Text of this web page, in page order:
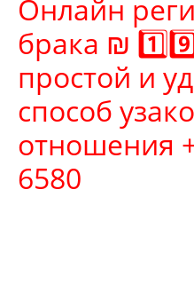
Онлайн
брака ₪
простой и
способ
отношения
6580